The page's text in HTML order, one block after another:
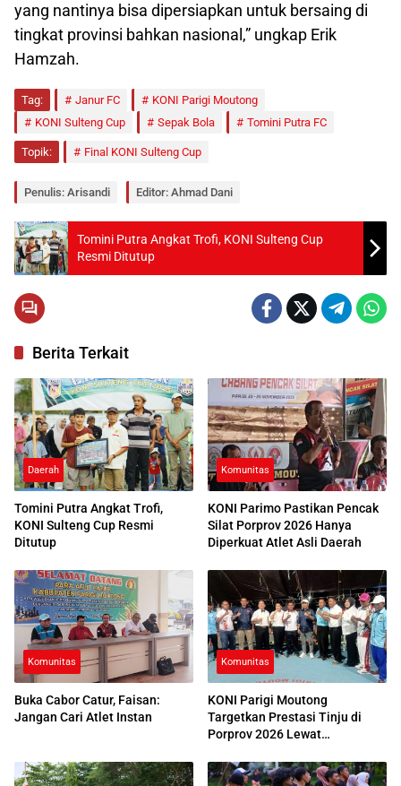
yang nantinya bisa dipersiapkan untuk bersaing di
tingkat provinsi bahkan nasional,” ungkap Erik
Hamzah.
Tag: Janur FC
KONI Parigi Moutong
KONI Sulteng Cup
Sepak Bola Tomini Putra FC
Topik: Final KONI Sulteng Cup
Penulis: Arisandi Editor: Ahmad Dani
Tomini Putra Angkat Trofi, KONI Sulteng Cup
Resmi Ditutup
Berita Terkait
Daerah
Tomini Putra Angkat Trofi,
KONI Sulteng Cup Resmi
Ditutup
Komunitas
KONI Parimo Pastikan Pencak
Silat Porprov 2026 Hanya
Diperkuat Atlet Asli Daerah
Komunitas
Buka Cabor Catur, Faisan:
Jangan Cari Atlet Instan
Komunitas
KONI Parigi Moutong
Targetkan Prestasi Tinju di
Porprov 2026 Lewat